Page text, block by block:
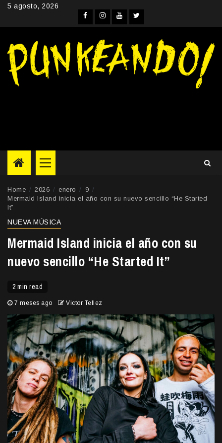
Skip5 agosto, 2026
Facebook
Instagram
YouTube
Twitter
Primary
Menu
Home 2026 enero
9
Mermaid Island inicia el año con su nuevo sencillo “He Started
It”
NUEVA MÚSICA
Mermaid Island inicia el año con su
nuevo sencillo “He Started It”
2 min read
7 meses ago Victor Tellez